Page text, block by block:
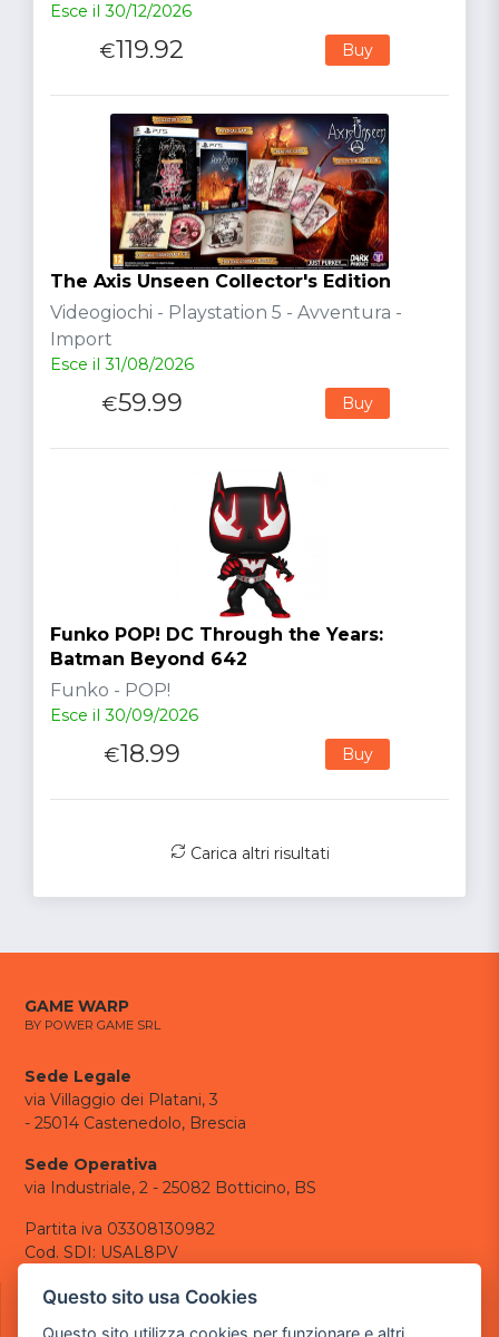
Esce il 30/12/2026
€119.92 Buy
The Axis Unseen Collector's Edition
Videogiochi - Playstation 5 - Avventura -
Import
Esce il 31/08/2026
€59.99 Buy
Funko POP! DC Through the Years:
Batman Beyond 642
Funko - POP!
Esce il 30/09/2026
€18.99 Buy
Carica altri risultati
GAME WARP
BY POWER GAME SRL
Sede Legale
via Villaggio dei Platani, 3
- 25014 Castenedolo, Brescia
Sede Operativa
via Industriale, 2 - 25082 Botticino, BS
Partita iva 03308130982
Cod. SDI: USAL8PV
CONTATTI
Questo sito usa Cookies
Questo sito utilizza cookies per funzionare e altri